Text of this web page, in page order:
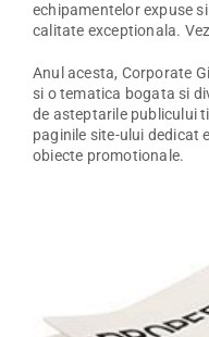
echipamentelor expuse
calitate exceptionala.
Anul acesta, Corporate
si o tematica bogata si
de asteptarile publicului
paginile site-ului dedicat
obiecte promotionale.